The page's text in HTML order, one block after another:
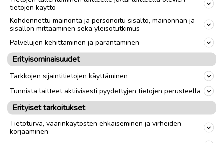
link
Ilmoittaja:Hannu
Katso ilmoittajan kaikki ilmoitukset
OTA YHTEYTTÄ ILMOITTAJAAN
tietojen käyttö
Kohdennettu mainonta ja personoitu sisältö, mainonnan ja
sisällön mittaaminen sekä yleisötutkimus
Palvelujen kehittäminen ja parantaminen
Erityisominaisuudet
Tarkkojen sijaintitietojen käyttäminen
Tunnista laitteet aktiivisesti pyydettyjen tietojen perusteella
Erityiset tarkoitukset
Tietoturva, väärinkäytösten ehkäiseminen ja virheiden
korjaaminen